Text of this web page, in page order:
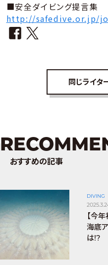
■安全ダイビング提言集
http://safedive.or.jp/
同じライタ
おすすめの記事
DIVING
【今
海底
は!?